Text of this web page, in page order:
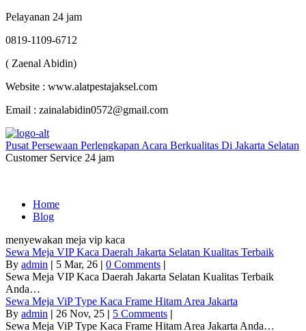
Pelayanan 24 jam
0819-1109-6712
( Zaenal Abidin)
Website : www.alatpestajaksel.com
Email : zainalabidin0572@gmail.com
Pusat Persewaan Perlengkapan Acara Berkualitas Di Jakarta Selatan
Customer Service 24 jam
Home
Blog
menyewakan meja vip kaca
Sewa Meja VIP Kaca Daerah Jakarta Selatan Kualitas Terbaik
By admin | 5 Mar, 26 | 0 Comments |
Sewa Meja VIP Kaca Daerah Jakarta Selatan Kualitas Terbaik
Anda…
Sewa Meja ViP Type Kaca Frame Hitam Area Jakarta
By admin | 26 Nov, 25 | 5 Comments |
Sewa Meja ViP Type Kaca Frame Hitam Area Jakarta Anda…